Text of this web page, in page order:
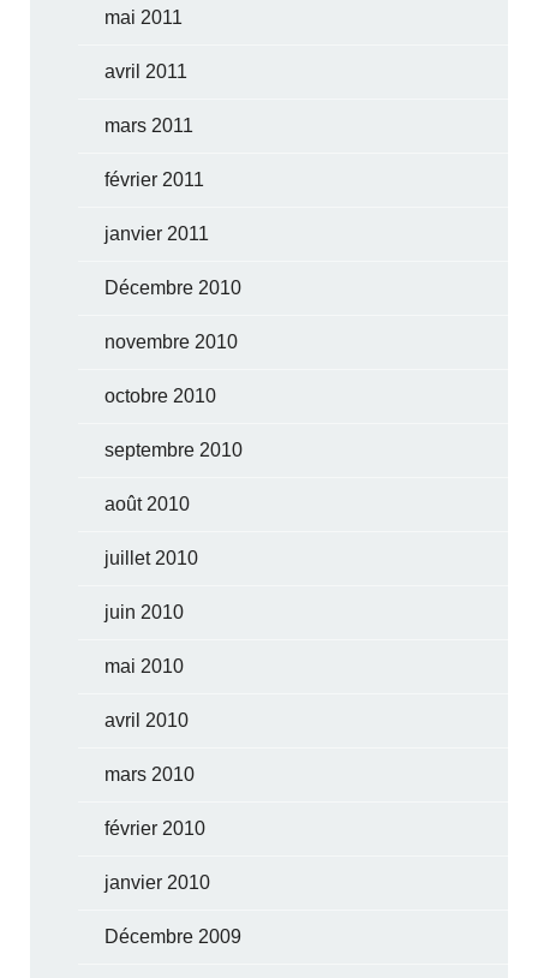
mai 2011
avril 2011
mars 2011
février 2011
janvier 2011
Décembre 2010
novembre 2010
octobre 2010
septembre 2010
août 2010
juillet 2010
juin 2010
mai 2010
avril 2010
mars 2010
février 2010
janvier 2010
Décembre 2009